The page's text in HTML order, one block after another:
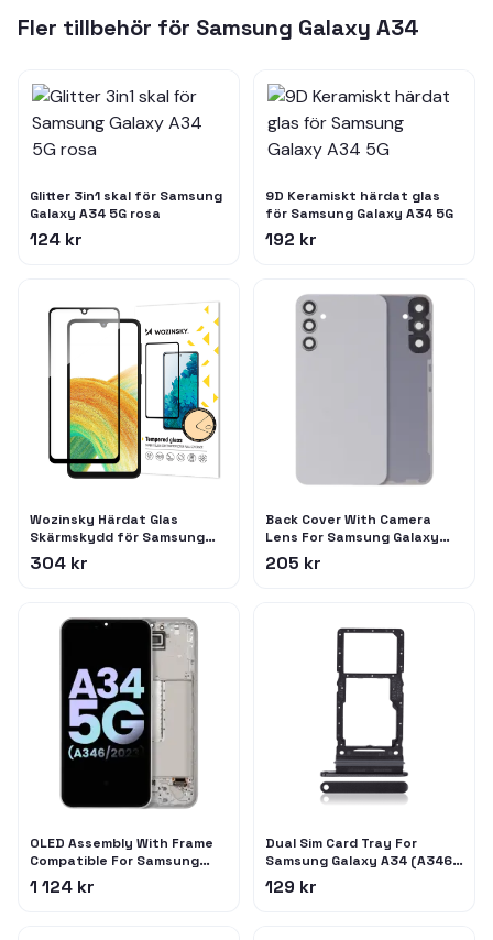
Fler tillbehör för Samsung Galaxy A34
Glitter 3in1 skal för Samsung
Galaxy A34 5G rosa
124 kr
9D Keramiskt härdat glas
för Samsung Galaxy A34 5G
192 kr
Wozinsky Härdat Glas
Skärmskydd för Samsung
Galaxy A34 5G - Svart, 9H
304 kr
Back Cover With Camera
Lens For Samsung Galaxy
A34 5G (A346 / 2023) (No
Logo) (Aftermarket Plus)
205 kr
OLED Assembly With Frame
Compatible For Samsung
Galaxy A34 5G (A346 / 2023)
(Service Pack) (Silver)
1 124 kr
Dual Sim Card Tray For
Samsung Galaxy A34 (A346 /
2023) (Graphite)
129 kr